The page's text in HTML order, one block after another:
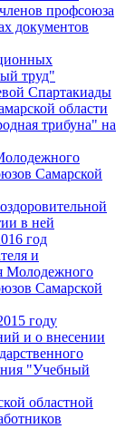
профсоюза
документов
труд"
Спартакиады
области
трибуна" на
Самарской
в ней
год
и
Молодежного
Самарской
году
и о внесении
"Учебный
областной